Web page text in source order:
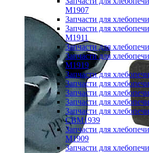
M1907
Запчасти для
Запчасти для
M1911
Запчасти для
Запчасти для
M1919
Запчасти для
Запчасти для
Запчасти для
Запчасти для
Запчасти для
CBM1939
Запчасти для
M1909
Запчасти для